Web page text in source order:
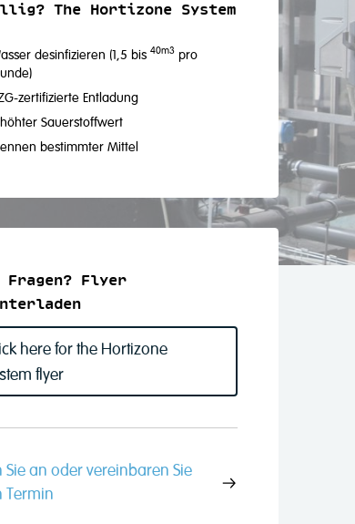
The Hortizone System
desinfizieren (1,5 bis 40m3pro
zertifizierte Entladung
Sauerstoffwert
bestimmter Mittel
Fragen? Flyer
here for the Hortizone
flyer
Sie an oder vereinbaren Sie
Termin